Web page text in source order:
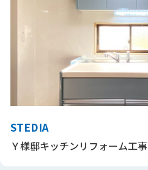
STEDIA
Ｙ様邸キッチンリフォーム工事